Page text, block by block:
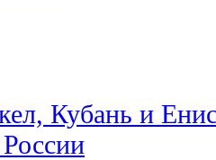
Кубань и